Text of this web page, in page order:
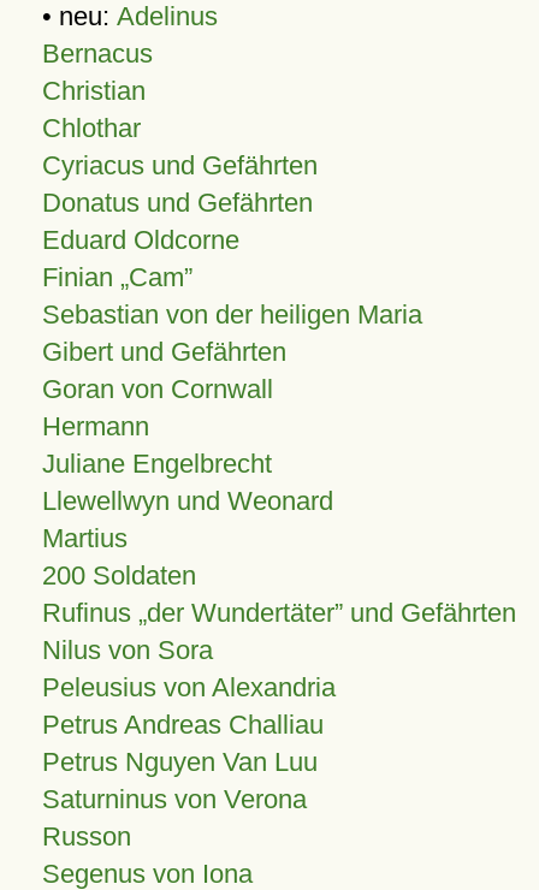
• neu: Adelinus
Bernacus
Christian
Chlothar
Cyriacus und Gefährten
Donatus und Gefährten
Eduard Oldcorne
Finian Cam
Sebastian von der heiligen Maria
Gibert und Gefährten
Goran von Cornwall
Hermann
Juliane Engelbrecht
Llewellwyn und Weonard
Martius
200 Soldaten
Rufinus „der Wundertäter” und Gefährten
Nilus von Sora
Peleusius von Alexandria
Petrus Andreas Challiau
Petrus Nguyen Van Luu
Saturninus von Verona
Russon
Segenus von Iona